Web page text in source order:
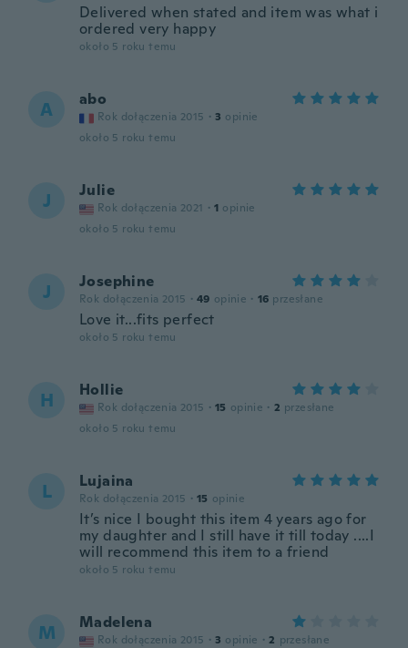
Delivered when stated and item was what i
ordered very happy
około 5 roku temu
A abo
Rok dołączenia 2015 · 3 opinie
około 5 roku temu
J Julie
Rok dołączenia 2021 · 1 opinie
około 5 roku temu
J Josephine
Rok dołączenia 2015 · 49 opinie · 16 przesłane
Love it...fits perfect
około 5 roku temu
H Hollie
Rok dołączenia 2015 · 15 opinie · 2 przesłane
około 5 roku temu
L Lujaina
Rok dołączenia 2015 · 15 opinie
It’s nice I bought this item 4 years ago for
my daughter and I still have it till today ....I
will recommend this item to a friend
około 5 roku temu
M Madelena
Rok dołączenia 2015 · 3 opinie · 2 przesłane